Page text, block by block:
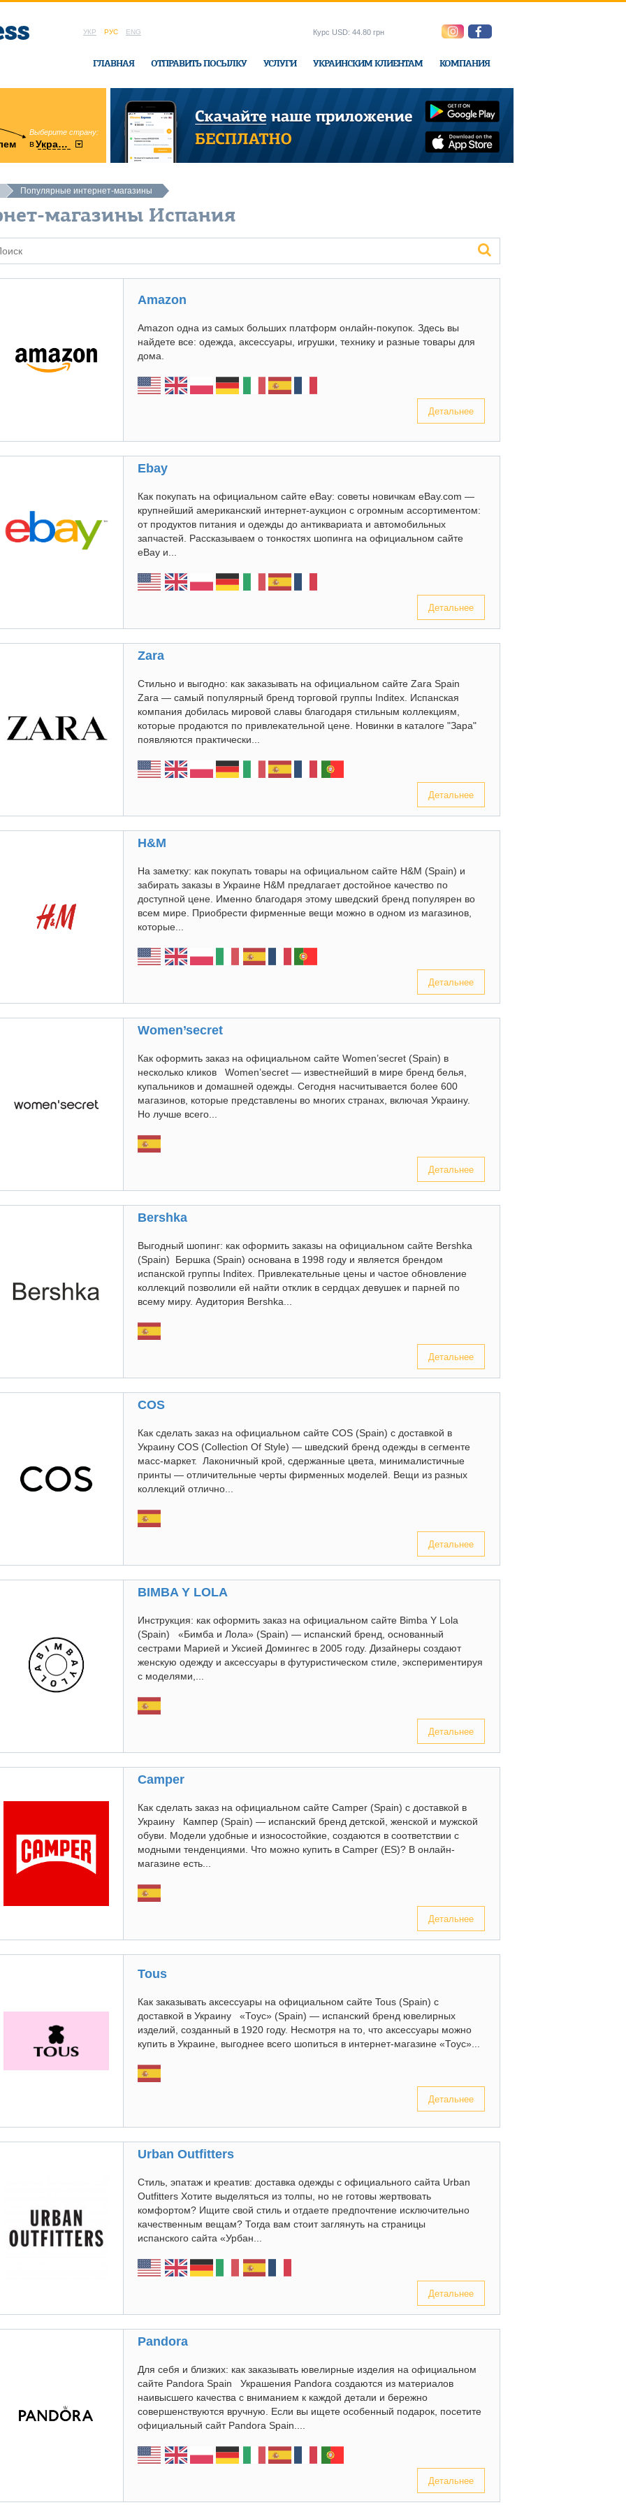
УКР РУС ENG
ГЛАВНАЯ ОТПРАВИТЬ ПОСЫЛКУ УСЛУГИ УКРАИНСКИМ КЛИЕНТАМ КОМПАНИЯ
Курс USD: 44.80 грн
Выберите страну:
вУкраину
область:
Винницкая в офисе Ukraine-Express
Популярные интернет-магазины
магазины Испания
Amazon
Amazon одна из самых больших платформ онлайн-покупок. Здесь вы
найдете все: одежда, аксессуары, игрушки, технику и разные товары для
дома.
Детальнее
Ebay
Как покупать на официальном сайте eBay: советы новичкам eBay.com —
крупнейший американский интернет-аукцион с огромным ассортиментом:
от продуктов питания и одежды до антиквариата и автомобильных
запчастей. Рассказываем о тонкостях шопинга на официальном сайте
eBay и...
Детальнее
Zara
Стильно и выгодно: как заказывать на официальном сайте Zara Spain
Zara — самый популярный бренд торговой группы Inditex. Испанская
компания добилась мировой славы благодаря стильным коллекциям,
которые продаются по привлекательной цене. Новинки в каталоге "Зара"
появляются практически...
Детальнее
H&M
На заметку: как покупать товары на официальном сайте H&M (Spain) и
забирать заказы в Украине H&M предлагает достойное качество по
доступной цене. Именно благодаря этому шведский бренд популярен во
всем мире. Приобрести фирменные вещи можно в одном из магазинов,
которые...
Детальнее
Women’secret
Как оформить заказ на официальном сайте Women’secret (Spain) в
несколько кликов Women’secret — известнейший в мире бренд белья,
купальников и домашней одежды. Сегодня насчитывается более 600
магазинов, которые представлены во многих странах, включая Украину.
Но лучше всего...
Детальнее
Bershka
Выгодный шопинг: как оформить заказы на официальном сайте Bershka
(Spain) Бершка (Spain) основана в 1998 году и является брендом
испанской группы Inditex. Привлекательные цены и частое обновление
коллекций позволили ей найти отклик в сердцах девушек и парней по
всему миру. Аудитория Bershka...
Детальнее
COS
Как сделать заказ на официальном сайте COS (Spain) с доставкой в
Украину COS (Collection Of Style) — шведский бренд одежды в сегменте
масс-маркет. Лаконичный крой, сдержанные цвета, минималистичные
принты — отличительные черты фирменных моделей. Вещи из разных
коллекций отлично...
Детальнее
BIMBA Y LOLA
Инструкция: как оформить заказ на официальном сайте Bimba Y Lola
(Spain) «Бимба и Лола» (Spain) — испанский бренд, основанный
сестрами Марией и Уксией Домингес в 2005 году. Дизайнеры создают
женскую одежду и аксессуары в футуристическом стиле, экспериментируя
с моделями,...
Детальнее
Camper
Как сделать заказ на официальном сайте Camper (Spain) с доставкой в
Украину Кампер (Spain) — испанский бренд детской, женской и мужской
обуви. Модели удобные и износостойкие, создаются в соответствии с
модными тенденциями. Что можно купить в Camper (ES)? В онлайн-
магазине есть...
Детальнее
Tous
Как заказывать аксессуары на официальном сайте Tous (Spain) с
доставкой в Украину «Тоус» (Spain) — испанский бренд ювелирных
изделий, созданный в 1920 году. Несмотря на то, что аксессуары можно
купить в Украине, выгоднее всего шопиться в интернет-магазине «Тоус»...
Детальнее
Urban Outfitters
Стиль, эпатаж и креатив: доставка одежды с официального сайта Urban
Outfitters Хотите выделяться из толпы, но не готовы жертвовать
комфортом? Ищите свой стиль и отдаете предпочтение исключительно
качественным вещам? Тогда вам стоит заглянуть на страницы
испанского сайта «Урбан...
Детальнее
Pandora
Для себя и близких: как заказывать ювелирные изделия на официальном
сайте Pandora Spain Украшения Pandora создаются из материалов
наивысшего качества с вниманием к каждой детали и бережно
совершенствуются вручную. Если вы ищете особенный подарок, посетите
официальный сайт Pandora Spain....
Детальнее